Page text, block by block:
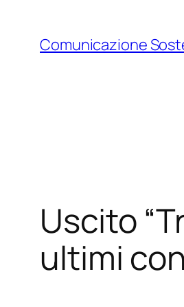
contenuto
Comunicazione
Uscito
ultimi